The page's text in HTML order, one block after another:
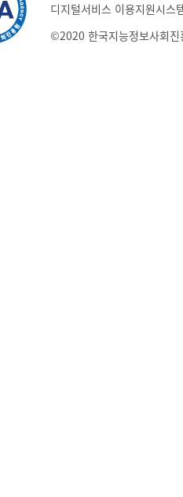
디지털서비스 이용지원시스
©2020 한국지능정보사회진